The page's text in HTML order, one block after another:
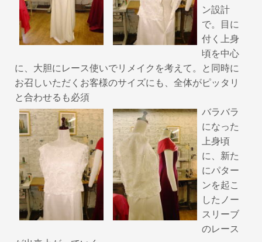
ン設計
で。目に
付く上身
頃を中心
に、大胆にレース使いでリメイクを考えて。と同時に
お召しいただくお客様のサイズにも、全体がピッタリ
と合わせるも必須
バラバラ
になった
上身頃
に、新た
にパター
ンを起こ
したノー
スリーブ
のレース